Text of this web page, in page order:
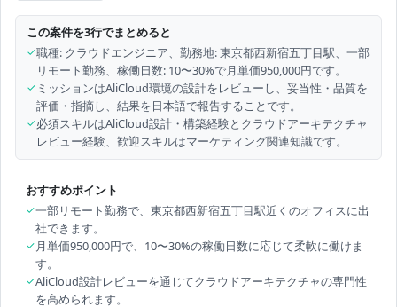
この案件を3行でまとめると
✓職種: クラウドエンジニア、勤務地: 東京都西新宿五丁目駅、一部
リモート勤務、稼働日数: 10〜30%で月単価950,000円です。
✓ ミッションはAliCloud環境の設計をレビューし、妥当性・品質を
評価・指摘し、結果を日本語で報告することです。
✓必須スキルはAliCloud設計・構築経験とクラウドアーキテクチャ
レビュー経験、歓迎スキルはマーケティング関連知識です。
おすすめポイント
✓一部リモート勤務で、東京都西新宿五丁目駅近くのオフィスに出
社できます。
✓月単価950,000円で、10〜30%の稼働日数に応じて柔軟に働けま
す。
✓AliCloud設計レビューを通じてクラウドアーキテクチャの専門性
を高められます。